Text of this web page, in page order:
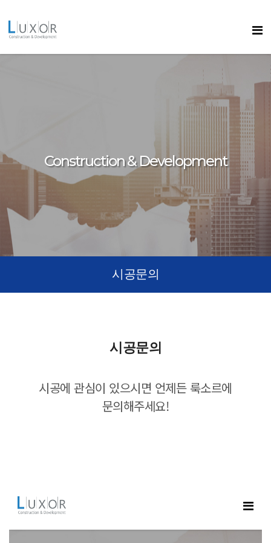
바로가기
Construction & Development
시공문의
시공문의
시공에 관심이 있으시면 언제든 룩소르에
문의해주세요!